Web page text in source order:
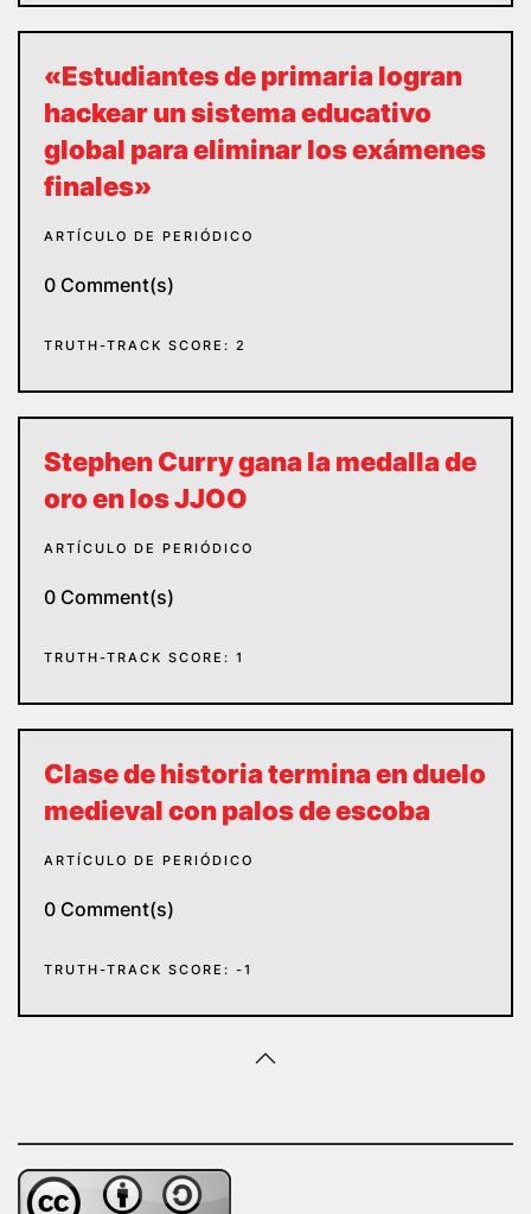
«Estudiantes de primaria logran
hackear un sistema educativo
global para eliminar los exámenes
finales»
ARTÍCULO DE PERIÓDICO
0 Comment(s)
TRUTH-TRACK SCORE: 2
Stephen Curry gana la medalla de
oro en los JJOO
ARTÍCULO DE PERIÓDICO
0 Comment(s)
TRUTH-TRACK SCORE: 1
Clase de historia termina en duelo
medieval con palos de escoba
ARTÍCULO DE PERIÓDICO
0 Comment(s)
TRUTH-TRACK SCORE: -1